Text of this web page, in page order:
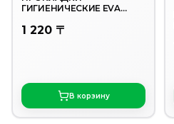
ГИГИЕНИЧЕСКИЕ EVA
1 220 〒
В корзину